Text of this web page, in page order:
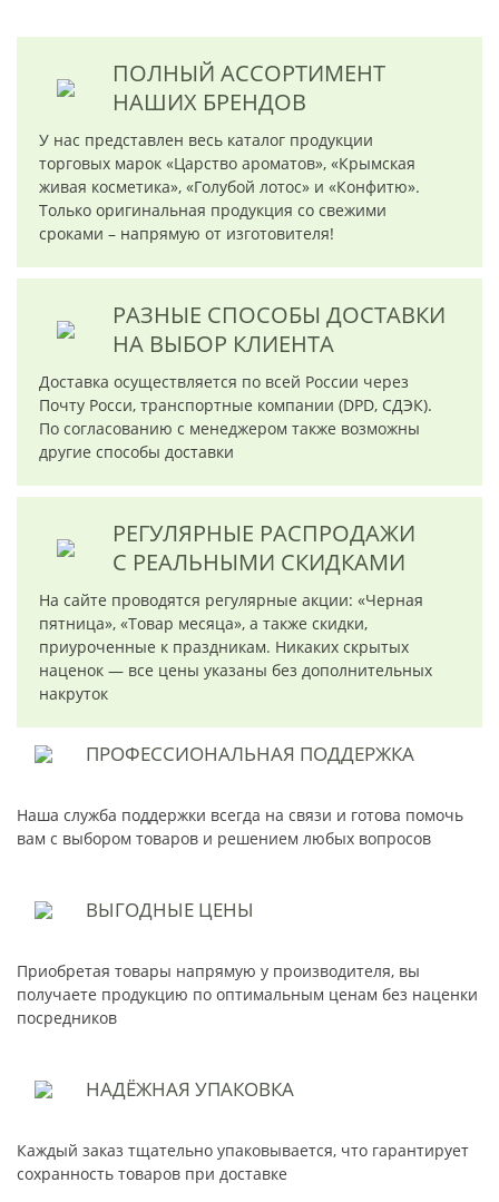
ПОЛНЫЙ АССОРТИМЕНТ
НАШИХ БРЕНДОВ
У нас представлен весь каталог продукции
торговых марок «Царство ароматов», «Крымская
живая косметика», «Голубой лотос» и «Конфитю».
Только оригинальная продукция со свежими
сроками – напрямую от изготовителя!
РАЗНЫЕ СПОСОБЫ ДОСТАВКИ
НА ВЫБОР КЛИЕНТА
Доставка осуществляется по всей России через
Почту Росси, транспортные компании (DPD, СДЭК).
По согласованию с менеджером также возможны
другие способы доставки
РЕГУЛЯРНЫЕ РАСПРОДАЖИ
С РЕАЛЬНЫМИ СКИДКАМИ
На сайте проводятся регулярные акции: «Черная
пятница», «Товар месяца», а также скидки,
приуроченные к праздникам. Никаких скрытых
наценок — все цены указаны без дополнительных
накруток
ПРОФЕССИОНАЛЬНАЯ ПОДДЕРЖКА
Наша служба поддержки всегда на связи и готова помочь
вам с выбором товаров и решением любых вопросов
ВЫГОДНЫЕ ЦЕНЫ
Приобретая товары напрямую у производителя, вы
получаете продукцию по оптимальным ценам без наценки
посредников
НАДЁЖНАЯ УПАКОВКА
Каждый заказ тщательно упаковывается, что гарантирует
сохранность товаров при доставке